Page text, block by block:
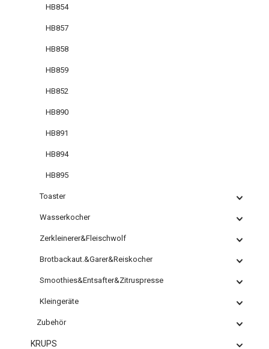
HB854
HB857
HB858
HB859
HB852
HB890
HB891
HB894
HB895
Toaster
Wasserkocher
Zerkleinerer&Fleischwolf
Brotbackaut.&Garer&Reiskocher
Smoothies&Entsafter&Zitruspresse
Kleingeräte
Zubehör
KRUPS